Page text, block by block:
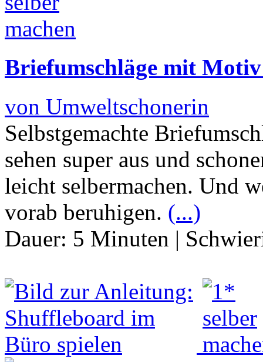
Briefumschläge mit
von Umweltschonerin
Selbstgemachte
sehen super aus und
leicht selbermachen. Und
vorab beruhigen. (...)
Dauer: 5 Minuten |